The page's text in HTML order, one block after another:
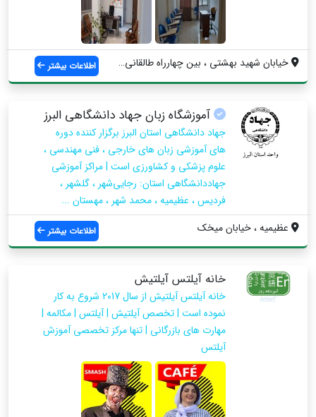
خیابان شهید بهشتی ، بین چهارراه طالقانی ... اطلاعات بیشتر
آموزشگاه زبان جهاد دانشگاهی البرز
جهاد دانشگاهی استان البرز برگزار کننده دوره
های آموزشی زبان های خارجی ، فنی مهندسی ،
علوم پزشکی و کشاورزی است | مراکز آموزشی
جهاددانشگاهی استان: رجایی‌شهر ، گلشهر ،
فردیس ، عظیمیه ، محمد شهر ، مهستان ...
عظیمیه ، خیابان میخک
اطلاعات بیشتر
خانه آیلتس آیلتیش
خانه آیلتس آیلتیش از سال 2017 شروع به کار
نموده است | تخصص آیلتیش | آیلتس | مکالمه |
مهارت های بازرگانی | تنها مرکز تخصصی آموزش
آیلتس